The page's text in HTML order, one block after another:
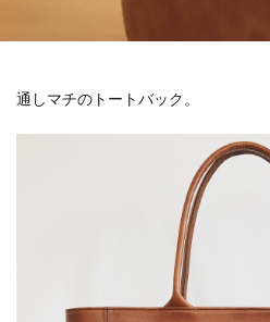
通しマチのトートバック。